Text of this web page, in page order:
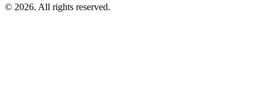
© 2026. All rights reserved.